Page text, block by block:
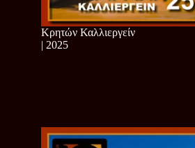
Κρητών Καλλιεργείν
| 2025